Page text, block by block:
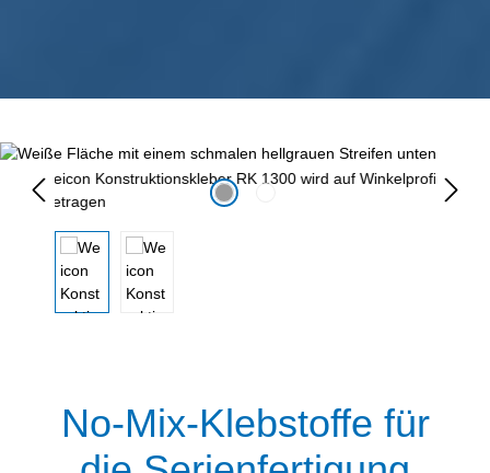
Bildergalerie überspringen
No-Mix-Klebstoffe für